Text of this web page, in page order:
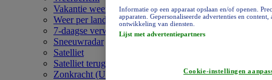
Vakantie weervideo
Weer per land
7-daagse verwachting
Sneeuwradar
Satelliet
Satelliet terugkijken
Zonkracht (UV)
Informatie op een apparaat opslaan en/of openen.
apparaten. Gepersonaliseerde advertenties en
ontwikkeling van diensten.
Lijst met advertentiepartners
Cookie-instellingen